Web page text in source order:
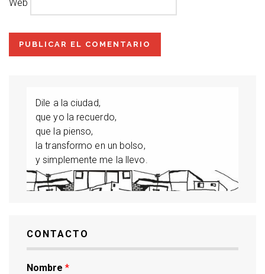
Web
Dile a la ciudad,
que yo la recuerdo,
que la pienso,
la transformo en un bolso,
y simplemente me la llevo.
CONTACTO
Nombre *